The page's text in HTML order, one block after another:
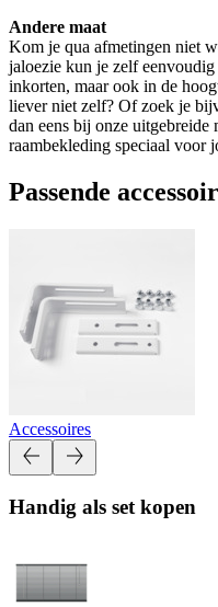
Andere maat
Kom je qua afmetingen niet
jaloezie kun je zelf eenvoudig
inkorten, maar ook in de
liever niet zelf? Of zoek je
dan eens bij onze
raambekleding speciaal voor
Passende
Accessoires
Handig als set kopen